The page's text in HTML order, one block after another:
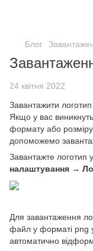
Блог
24 квітня 2022
Завантажити
Якщо у вас
формату або
допоможемо
Завантажте логотип у
налаштування →
Для завантаження
файл у форматі png у
автоматично